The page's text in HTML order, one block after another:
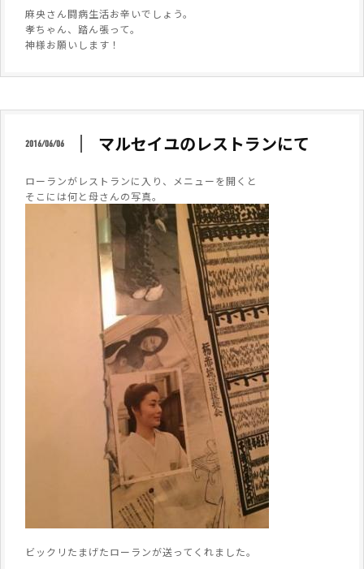
麻央さん闘病生活お辛いでしょう。
孝ちゃん、踏ん張って。
神様お願いします！
2016/06/06 マルセイユのレストランにて
ローランがレストランに入り、メニューを開くと
そこには何と母さんの写真。
ビックリたまげたローランが送ってくれました。